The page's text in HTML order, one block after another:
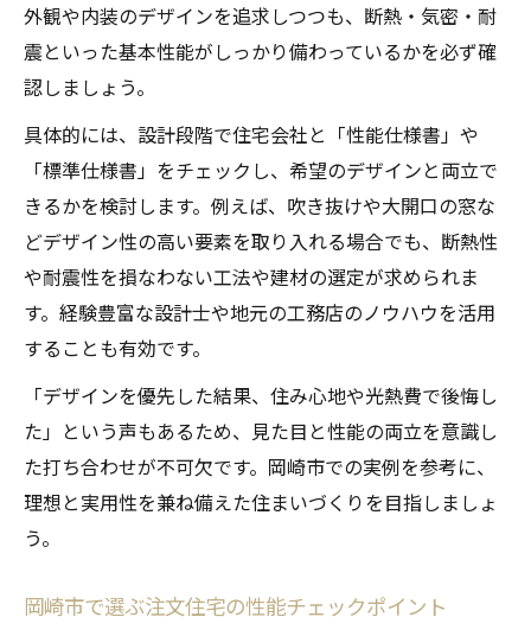
外観や内装のデザインを追求しつつも、断熱・気密・耐
震といった基本性能がしっかり備わっているかを必ず確
認しましょう。
具体的には、設計段階で住宅会社と「性能仕様書」や
「標準仕様書」をチェックし、希望のデザインと両立で
きるかを検討します。例えば、吹き抜けや大開口の窓な
どデザイン性の高い要素を取り入れる場合でも、断熱性
や耐震性を損なわない工法や建材の選定が求められま
す。経験豊富な設計士や地元の工務店のノウハウを活用
することも有効です。
「デザインを優先した結果、住み心地や光熱費で後悔し
た」という声もあるため、見た目と性能の両立を意識し
た打ち合わせが不可欠です。岡崎市での実例を参考に、
理想と実用性を兼ね備えた住まいづくりを目指しましょ
う。
岡崎市で選ぶ注文住宅の性能チェックポイント